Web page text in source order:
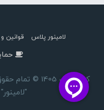
لامینور پلاس قوانین
کپی رایت